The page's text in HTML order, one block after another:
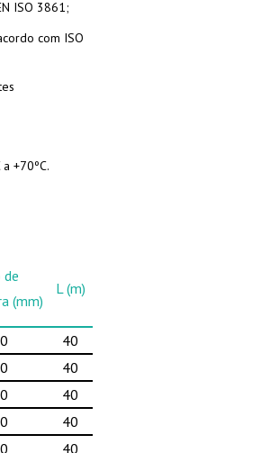
ISO 3861;
com ISO
+70ºC.
de
(mm)
L (m)
40
40
40
40
40